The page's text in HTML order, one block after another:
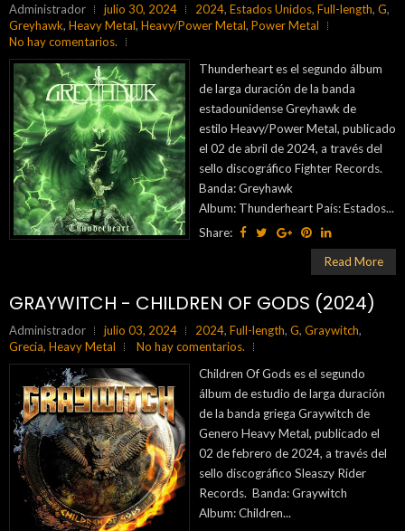
Administrador julio 30, 2024 2024, Estados Unidos, Full-length, G,
Greyhawk, Heavy Metal, Heavy/Power Metal, Power Metal
No hay comentarios.
Thunderheart es el segundo álbum
de larga duración de la banda
estadounidense Greyhawk de
estilo Heavy/Power Metal, publicado
el 02 de abril de 2024, a través del
sello discográfico Fighter Records.
Banda: Greyhawk
Album: Thunderheart País: Estados...
Share:
Read More
GRAYWITCH - CHILDREN OF GODS (2024)
Administrador julio 03, 2024 2024, Full-length, G, Graywitch,
Grecia, Heavy Metal
No hay comentarios.
Children Of Gods es el segundo
álbum de estudio de larga duración
de la banda griega Graywitch de
Genero Heavy Metal, publicado el
02 de febrero de 2024, a través del
sello discográfico Sleaszy Rider
Records. Banda: Graywitch
Album: Children...